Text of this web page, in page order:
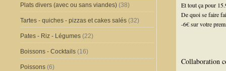
Plats divers (avec ou sans viandes) (38)
Tartes - quiches - pizzas et cakes salés (32)
Pates - Riz - Légumes (22)
Boissons - Cocktails (16)
Poissons (6)
Et tout ça pour
De quoi se faire
-6€ sur votre
Collaboration